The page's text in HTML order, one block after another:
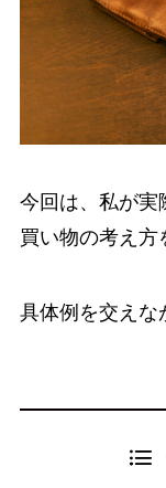
今回は、私が実
買い物の考え方
具体例を交えな